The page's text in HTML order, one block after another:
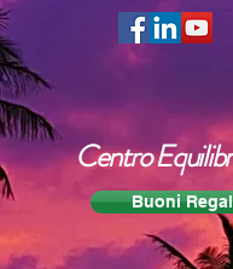
Centro
Buoni